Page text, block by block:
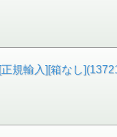
規輸入][箱なし